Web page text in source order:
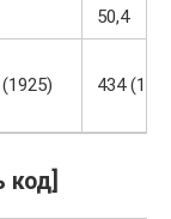
50,4
434